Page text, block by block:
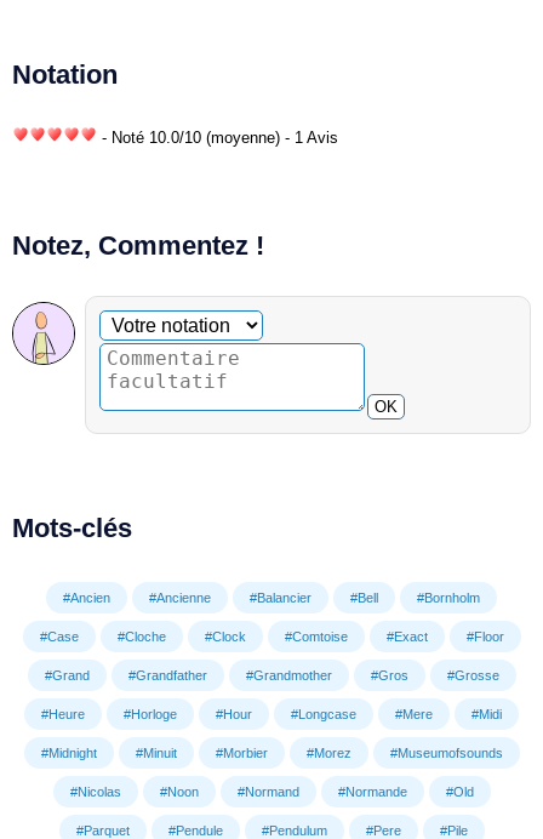
Notation
- Noté 10.0/10 (moyenne) - 1 Avis
Notez, Commentez !
Commentaire facultatif
Votre notation
OK
Mots-clés
#Ancien #Ancienne #Balancier #Bell #Bornholm
#Case #Cloche #Clock #Comtoise #Exact #Floor
#Grand #Grandfather #Grandmother #Gros #Grosse
#Heure #Horloge #Hour #Longcase #Mere #Midi
#Midnight #Minuit #Morbier #Morez #Museumofsounds
#Nicolas #Noon #Normand #Normande #Old
#Parquet #Pendule #Pendulum #Pere #Pile